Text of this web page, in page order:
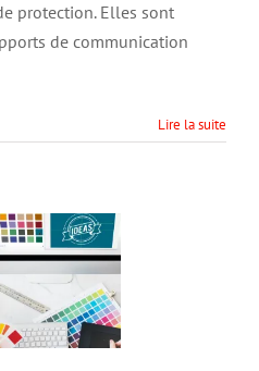
protection. Elles sont
de communication
Lire la suite